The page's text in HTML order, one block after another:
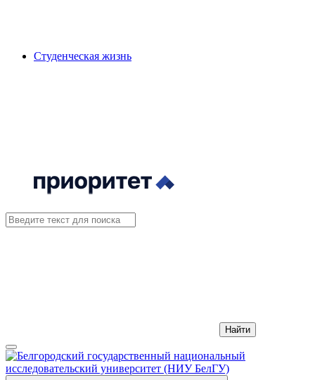
Студенческая жизнь
Найти